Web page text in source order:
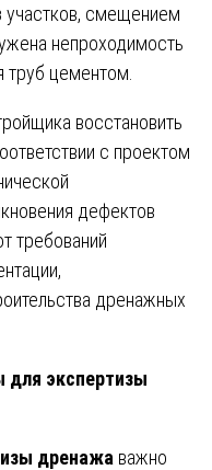
смещением
непроходимость
труб цементом.
восстановить
с проектом
дефектов
требований
дренажных
для экспертизы
дренажа важно